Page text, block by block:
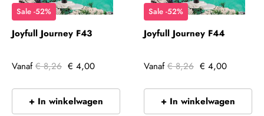
Sale -52%
Joyfull Journey F43
Vanaf € 8,26 € 4,00
+ In winkelwagen
Sale -52%
Joyfull Journey F44
Vanaf € 8,26 € 4,00
+ In winkelwagen